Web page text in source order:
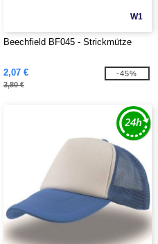
W1
Beechfield BF045 - Strickmütze
2,07 €
3,80 €
-45%